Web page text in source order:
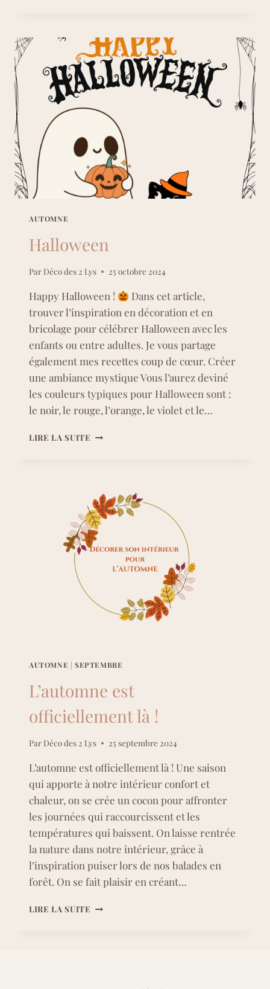
AUTOMNE
Halloween
Par Déco des 2 Lys 25 octobre 2024
Happy Halloween !
Dans cet article,
trouver l’inspiration en décoration et en
bricolage pour célébrer Halloween avec les
enfants ou entre adultes. Je vous partage
également mes recettes coup de cœur. Créer
une ambiance mystique Vous l’aurez deviné
les couleurs typiques pour Halloween sont :
le noir, le rouge, l’orange, le violet et le…
LIRE LA SUITE HALLOWEEN
AUTOMNE | SEPTEMBRE
L’automne est
officiellement là !
Par Déco des 2 Lys 25 septembre 2024
L’automne est officiellement là ! Une saison
qui apporte à notre intérieur confort et
chaleur, on se crée un cocon pour affronter
les journées qui raccourcissent et les
températures qui baissent. On laisse rentrée
la nature dans notre intérieur, grâce à
l’inspiration puiser lors de nos balades en
forêt. On se fait plaisir en créant…
LIRE LA SUITE L’AUTOMNE